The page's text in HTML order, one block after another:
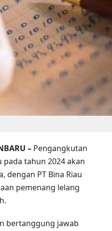
– Pengangkutan
tahun 2024 akan
dengan PT Bina Riau
pemenang lelang
bertanggung jawab